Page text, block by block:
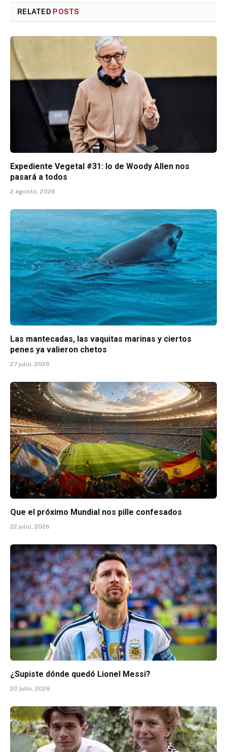
RELATED POSTS
Expediente Vegetal #31: lo de Woody Allen nos
pasará a todos
2 agosto, 2026
Las mantecadas, las vaquitas marinas y ciertos
penes ya valieron chetos
27 julio, 2026
Que el próximo Mundial nos pille confesados
22 julio, 2026
¿Supiste dónde quedó Lionel Messi?
20 julio, 2026